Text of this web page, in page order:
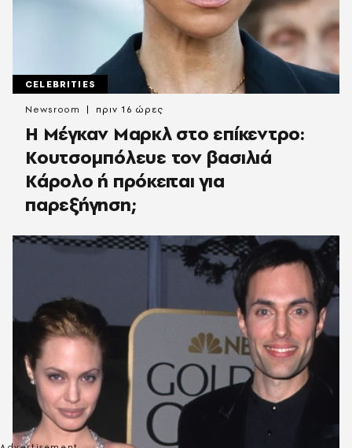
CELEBRITIES
Η Μέγκαν Μαρκλ στο επίκεντρο:
Κουτσομπόλευε τον βασιλιά
Κάρολο ή πρόκειται για
παρεξήγηση;
Newsroom πριν 16 ώρες